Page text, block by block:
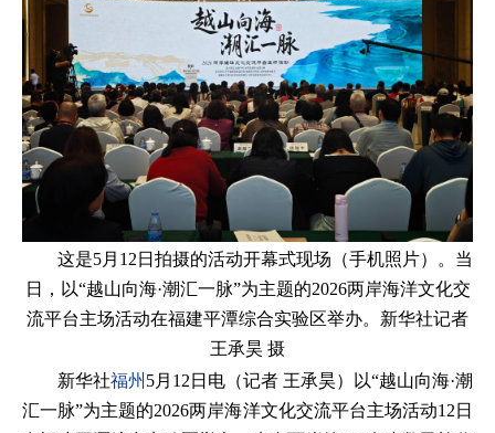
这是5月12日拍摄的活动开幕式现场（手机照片）。当
日，以“越山向海·潮汇一脉”为主题的2026两岸海洋文化交
流平台主场活动在福建平潭综合实验区举办。新华社记者
王承昊 摄
新华社福州 5月12日电（记者 王承昊）以“越山向海·潮
汇一脉”为主题的2026两岸海洋文化交流平台主场活动12日